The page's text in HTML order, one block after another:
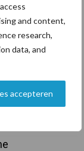
and content,
research,
data, and
accepteren
en
in krimpende